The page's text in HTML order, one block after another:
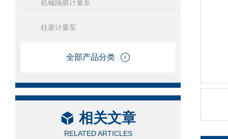
机械隔膜计量泵
柱塞计量泵
全部产品分类
相关文章
RELATED ARTICLES